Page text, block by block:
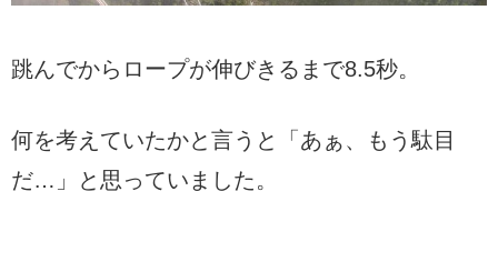
跳んでからロープが伸びきるまで8.5秒。
何を考えていたかと言うと「あぁ、もう駄目
だ…」と思っていました。